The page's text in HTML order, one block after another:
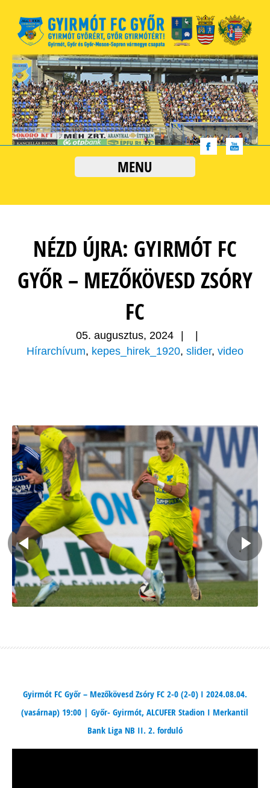
MENU
NÉZD ÚJRA: GYIRMÓT FC
GYŐR – MEZŐKÖVESD ZSÓRY
FC
05. augusztus, 2024
Hírarchívum, kepes_hirek_1920, slider, video
Gyirmót FC Győr – Mezőkövesd Zsóry FC 2-0 (2-0) I 2024.08.04.
(vasárnap) 19:00 | Győr- Gyirmót, ALCUFER Stadion I Merkantil
Bank Liga NB II. 2. forduló